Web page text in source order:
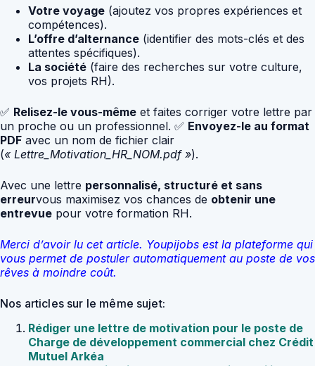
Votre voyage (ajoutez vos propres expériences et
compétences).
L’offre d’alternance (identifier des mots-clés et des
attentes spécifiques).
La société (faire des recherches sur votre culture,
vos projets RH).
✅ Relisez-le vous-même et faites corriger votre lettre par
un proche ou un professionnel. ✅ Envoyez-le au format
PDF avec un nom de fichier clair
(« Lettre_Motivation_HR_NOM.pdf »).
Avec une lettre personnalisé, structuré et sans
erreurvous maximisez vos chances de obtenir une
entrevue pour votre formation RH.
Merci d’avoir lu cet article. Youpijobs est la plateforme qui
vous permet de postuler automatiquement au poste de vos
rêves à moindre coût.
Nos articles sur le même sujet:
Rédiger une lettre de motivation pour le poste de
Charge de développement commercial chez Crédit
Mutuel Arkéa